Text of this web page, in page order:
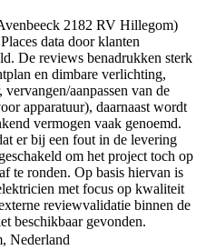
2182 RV Hillegom)
data door klanten
De reviews benadrukken sterk
en dimbare verlichting,
aanpassen van de
apparatuur), daarnaast wordt
vermogen vaak genoemd.
er bij een fout in de levering
om het project toch op
te ronden. Op basis hiervan is
met focus op kwaliteit
reviewvalidatie binnen de
beschikbaar gevonden.
Nederland